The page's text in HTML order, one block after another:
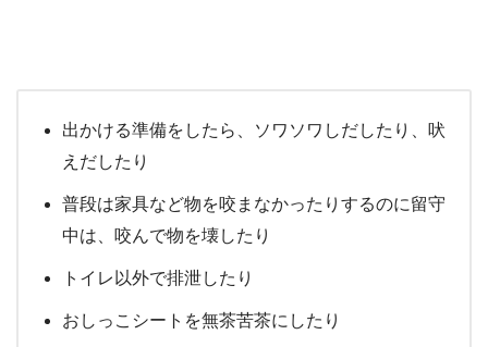
出かける準備をしたら、ソワソワしだしたり、吠
えだしたり
普段は家具など物を咬まなかったりするのに留守
中は、咬んで物を壊したり
トイレ以外で排泄したり
おしっこシートを無茶苦茶にしたり